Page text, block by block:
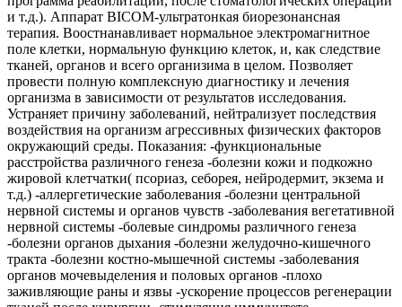
и т.д.). Аппарат BICOM-ультратонкая биорезонансная
терапия. Воостнанавливает нормальное электромагнитное
поле клетки, нормальную функцию клеток, и, как следствие
тканей, органов и всего организима в целом. Позволяет
провести полную комплексную диагностику и лечения
организма в зависимости от результатов исследования.
Устраняет причину заболеваний, нейтрализует последствия
воздействия на организм агрессивных физических факторов
окружающий среды. Показания: -функциональные
расстройства различного генеза -болезни кожи и подкожно
жировой клетчатки( псориаз, себорея, нейродермит, экзема и
т.д.) -аллергетические заболевания -болезни центральной
нервной системы и органов чувств -заболевания вегетативной
нервной системы -болевые синдромы различного генеза
-болезни органов дыхания -болезни желудочно-кишечного
тракта -болезни костно-мышечной системы -заболевания
органов мочевыделения и половых органов -плохо
заживляющие раны и язвы -ускорение процессов регенерации